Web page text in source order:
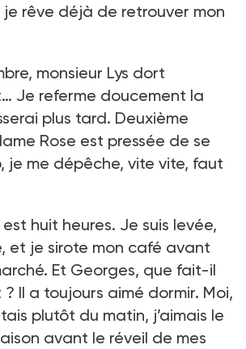
rêve déjà de retrouver mon
monsieur Lys dort
Je referme doucement la
plus tard. Deuxième
Rose est pressée de se
je me dépêche, vite vite, faut
est huit heures. Je suis levée,
et je sirote mon café avant
Et Georges, que fait-il
Il a toujours aimé dormir. Moi,
plutôt du matin, j’aimais le
avant le réveil de mes